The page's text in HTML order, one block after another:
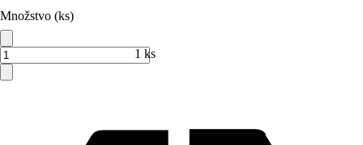
Množstvo (ks)
1 ks